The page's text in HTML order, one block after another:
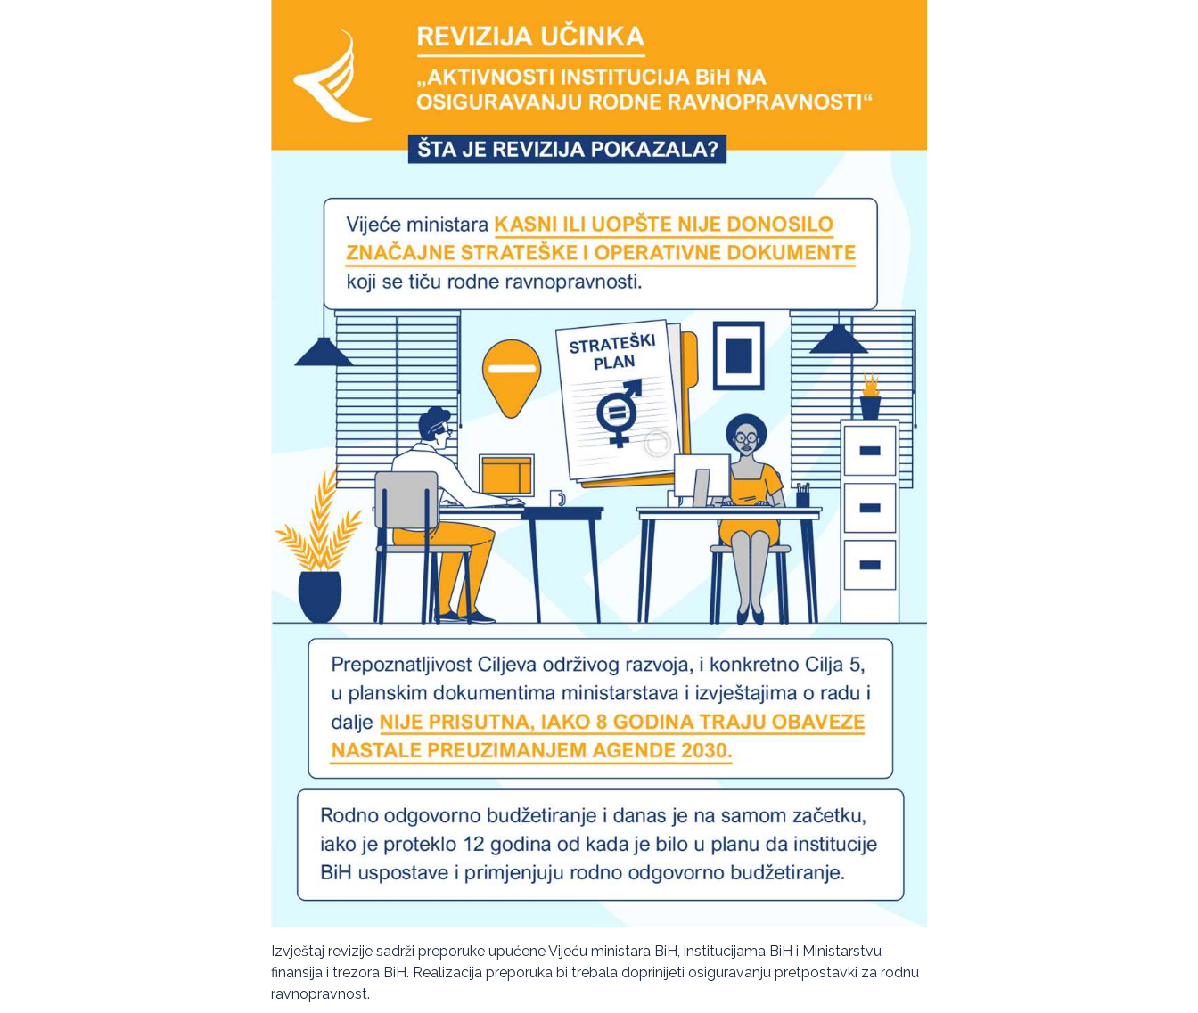
Izvještaj revizije sadrži preporuke upućene Vijeću ministara BiH, institucijama BiH i Ministarstvu
finansija i trezora BiH. Realizacija preporuka bi trebala doprinijeti osiguravanju pretpostavki za rodnu
ravnopravnost.